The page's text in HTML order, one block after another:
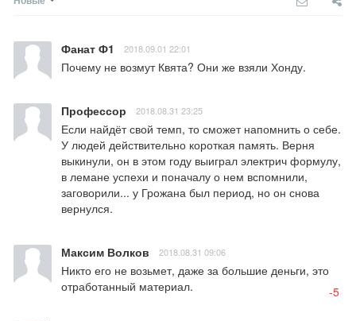
Фанат Ф1 2018.09.01 22:01
Почему не возмут Квята? Они же взяли Хонду.
Профессор 2018.08.31 23:25
Если найдёт свой темп, то сможет напомнить о себе.
У людей действительно короткая память. Верня
выкинули, он в этом году выиграл электрич формулу,
в лемане успехи и поначалу о нем вспомнили,
заговорили... у Грожана был период, но он снова
вернулся.
Максим Волков 2018.08.31 09:06
Никто его не возьмет, даже за большие деньги, это
отработанный материал.
-5